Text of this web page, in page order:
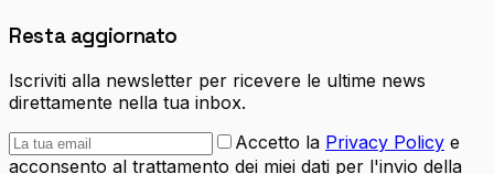
Resta aggiornato
Iscriviti alla newsletter per ricevere le ultime news
direttamente nella tua inbox.
Accetto la Privacy Policy e
acconsento al trattamento dei miei dati per l'invio della